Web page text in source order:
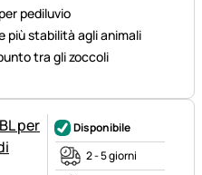
pediluvio
più stabilità agli animali
tra gli zoccoli
Disponibile
2 - 5 giorni